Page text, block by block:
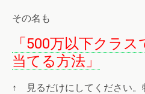
その名も
「500万以下クラ
当てる方法」
↑ 見るだけにしてください。